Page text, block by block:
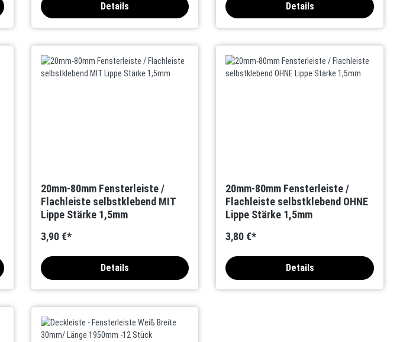
Details Details
20mm-80mm Fensterleiste /
Flachleiste selbstklebend MIT
Lippe Stärke 1,5mm
3,90 €*
Details
20mm-80mm Fensterleiste /
Flachleiste selbstklebend OHNE
Lippe Stärke 1,5mm
3,80 €*
Details